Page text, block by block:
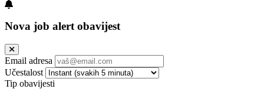
Nova job alert obavijest
Email adresa
Učestalost
Tip obavijesti